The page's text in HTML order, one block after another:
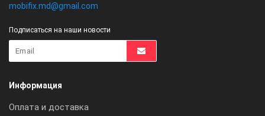
mobifix.md@gmail.com
Подписаться на наши новости
Информация
Оплата и доставка